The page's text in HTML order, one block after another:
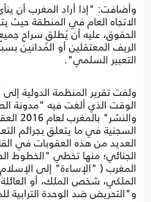
وأضافت: "إذا أراد المغرب أن
الاتجاه العام في المنطقة حيث
الحقوق، عليه أن يُطلق سراح
الريف المعتقلين أو المُدانين
التعبير السلمي".
ولفت تقرير المنظمة الدولية
الوقت الذي ألغت فيه "مدونة
والنشر"
السجنية في ما يتعلق بجرائم
العديد من هذه العقوبات في
الجنائي؛ منها تخطي "الخطوط
المغرب ( "الإساءة" إلى
الملكي، شخص الملك، أو العائلة
و"التحريض ضد الوحدة الترابية